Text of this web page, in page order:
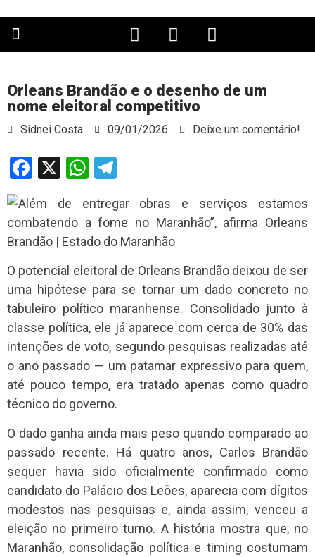
Orleans Brandão e o desenho de um
nome eleitoral competitivo
Sidnei Costa 09/01/2026 Deixe um comentário!
Facebook
X WhatsApp
O potencial eleitoral de Orleans Brandão deixou de ser
uma hipótese para se tornar um dado concreto no
tabuleiro político maranhense. Consolidado junto à
classe política, ele já aparece com cerca de 30% das
intenções de voto, segundo pesquisas realizadas até
o ano passado — um patamar expressivo para quem,
até pouco tempo, era tratado apenas como quadro
técnico do governo.
O dado ganha ainda mais peso quando comparado ao
passado recente. Há quatro anos, Carlos Brandão
sequer havia sido oficialmente confirmado como
candidato do Palácio dos Leões, aparecia com dígitos
modestos nas pesquisas e, ainda assim, venceu a
eleição no primeiro turno. A história mostra que, no
Maranhão, consolidação política e timing costumam